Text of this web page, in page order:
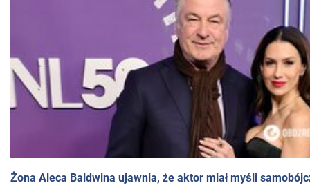
Żona Aleca Baldwina ujawnia, że aktor miał myśli